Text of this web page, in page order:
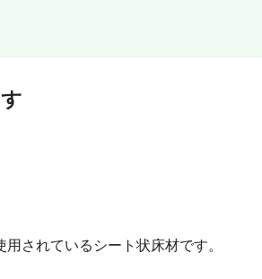
されているシート状床材です。